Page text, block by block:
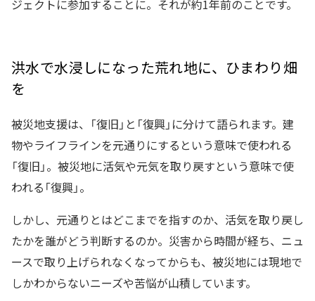
ジェクトに参加することに。それが約1年前のことです。
洪水で水浸しになった荒れ地に、ひまわり畑
を
被災地支援は、「復旧」と「復興」に分けて語られます。建
物やライフラインを元通りにするという意味で使われる
「復旧」。被災地に活気や元気を取り戻すという意味で使
われる「復興」。
しかし、元通りとはどこまでを指すのか、活気を取り戻し
たかを誰がどう判断するのか。災害から時間が経ち、ニュ
ースで取り上げられなくなってからも、被災地には現地で
しかわからないニーズや苦悩が山積しています。